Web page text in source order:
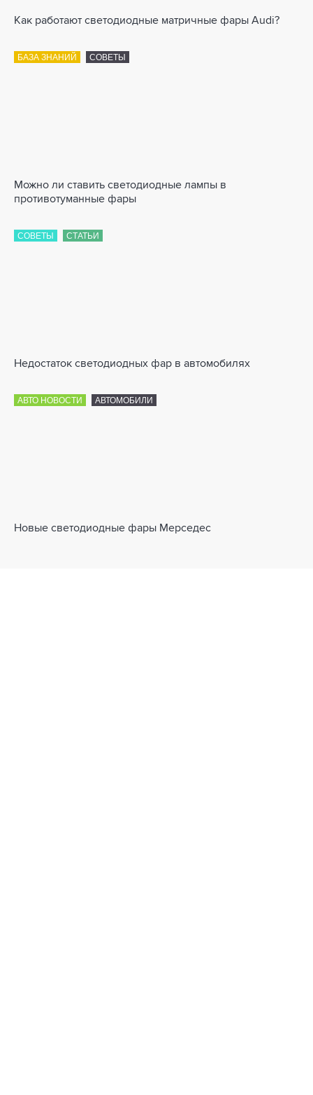
Как работают светодиодные матричные фары Audi?
БАЗА ЗНАНИЙ СОВЕТЫ
Можно ли ставить светодиодные лампы в
противотуманные фары
СОВЕТЫ СТАТЬИ
Недостаток светодиодных фар в автомобилях
АВТО НОВОСТИ АВТОМОБИЛИ
Новые светодиодные фары Мерседес